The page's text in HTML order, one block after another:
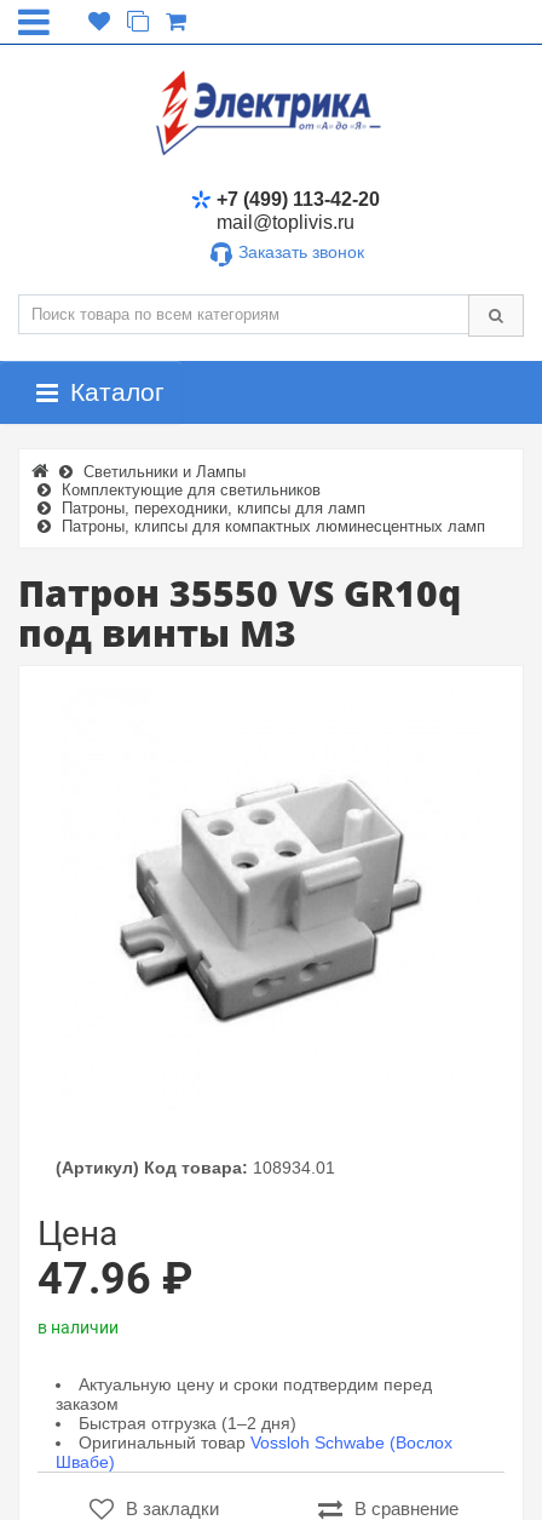
+7 (499) 113-42-20
mail@toplivis.ru
Заказать звонок
Каталог
Светильники и Лампы
Комплектующие для светильников
Патроны, переходники, клипсы для ламп
Патроны, клипсы для компактных люминесцентных ламп
Патрон 35550 VS GR10q
под винты M3
(Артикул) Код товара: 108934.01
Цена
47.96 ₽
в наличии
Актуальную цену и сроки подтвердим перед
заказом
Быстрая отгрузка (1–2 дня)
Оригинальный товар Vossloh Schwabe (Вослох
Швабе)
В закладки В сравнение